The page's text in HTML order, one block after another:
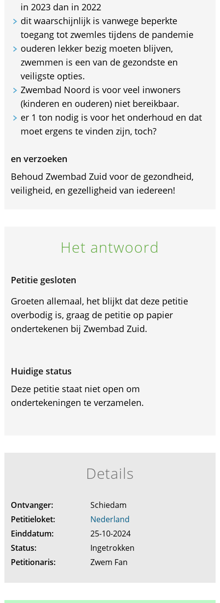
in 2023 dan in 2022
dit waarschijnlijk is vanwege beperkte
toegang tot zwemles tijdens de pandemie
ouderen lekker bezig moeten blijven,
zwemmen is een van de gezondste en
veiligste opties.
Zwembad Noord is voor veel inwoners
(kinderen en ouderen) niet bereikbaar.
er 1 ton nodig is voor het onderhoud en dat
moet ergens te vinden zijn, toch?
en verzoeken
Behoud Zwembad Zuid voor de gezondheid,
veiligheid, en gezelligheid van iedereen!
Het antwoord
Petitie gesloten
Groeten allemaal, het blijkt dat deze petitie
overbodig is, graag de petitie op papier
ondertekenen bij Zwembad Zuid.
Huidige status
Deze petitie staat niet open om
ondertekeningen te verzamelen.
Details
Ontvanger:
Schiedam
Petitieloket:
Nederland
Einddatum:
25-10-2024
Status:
Ingetrokken
Petitionaris:
Zwem Fan